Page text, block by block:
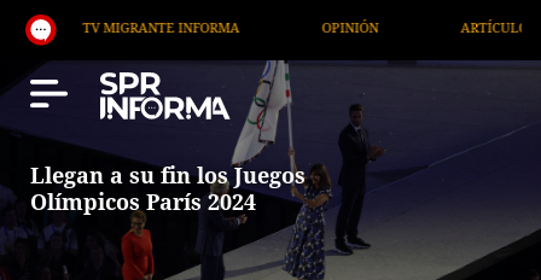
TV MIGRANTE INFORMA OPINIÓN ARTÍCULOS
Llegan a su fin los Juegos
Olímpicos París 2024